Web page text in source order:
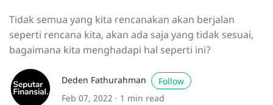
Tidak semua yang kita rencanakan akan berjalan
seperti rencana kita, akan ada saja yang tidak sesuai,
bagaimana kita menghadapi hal seperti ini?
Deden Fathurahman
Follow
Feb 07, 2022 · 1 min read